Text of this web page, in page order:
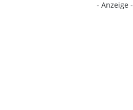
- Anzeige -